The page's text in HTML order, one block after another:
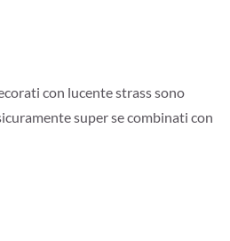
con lucente strass sono
super se combinati con